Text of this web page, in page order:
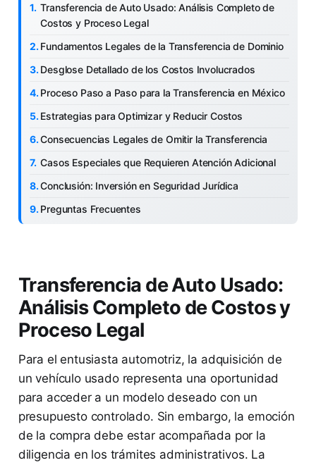
Transferencia de Auto Usado: Análisis Completo de
Costos y Proceso Legal
Fundamentos Legales de la Transferencia de Dominio
Desglose Detallado de los Costos Involucrados
Proceso Paso a Paso para la Transferencia en México
Estrategias para Optimizar y Reducir Costos
Consecuencias Legales de Omitir la Transferencia
Casos Especiales que Requieren Atención Adicional
Conclusión: Inversión en Seguridad Jurídica
Preguntas Frecuentes
Transferencia de Auto Usado:
Análisis Completo de Costos y
Proceso Legal
Para el entusiasta automotriz, la adquisición de
un vehículo usado representa una oportunidad
para acceder a un modelo deseado con un
presupuesto controlado. Sin embargo, la emoción
de la compra debe estar acompañada por la
diligencia en los trámites administrativos. La